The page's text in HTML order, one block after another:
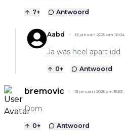
7+ Antwoord
Aabd 13 januari 2025 om 16:04
Ja was heel apart idd
0+ Antwoord
bremovic 13 januari 2025 om 15:53
Dom
0+ Antwoord